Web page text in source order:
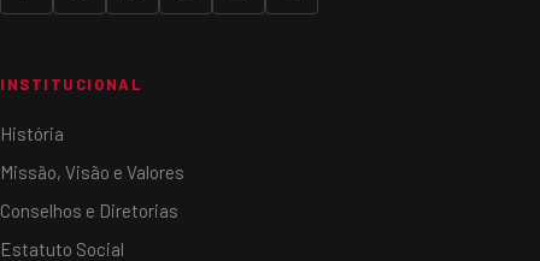
INSTITUCIONAL
História
Missão, Visão e Valores
Conselhos e Diretorias
Estatuto Social